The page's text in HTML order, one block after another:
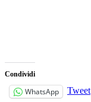
Condividi
WhatsApp Tweet